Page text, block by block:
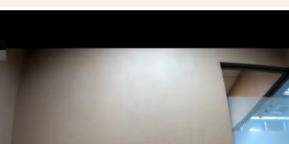
10億元 蔡英文：政府很多謹慎判斷當時未被理解